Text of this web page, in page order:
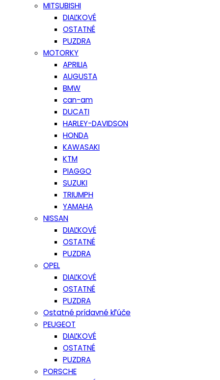
MITSUBISHI
DIAĽKOVÉ
OSTATNÉ
PUZDRA
MOTORKY
APRILIA
AUGUSTA
BMW
can-am
DUCATI
HARLEY-DAVIDSON
HONDA
KAWASAKI
KTM
PIAGGO
SUZUKI
TRIUMPH
YAMAHA
NISSAN
DIAĽKOVÉ
OSTATNÉ
PUZDRA
OPEL
DIAĽKOVÉ
OSTATNÉ
PUZDRA
Ostatné prídavné kľúče
PEUGEOT
DIAĽKOVÉ
OSTATNÉ
PUZDRA
PORSCHE